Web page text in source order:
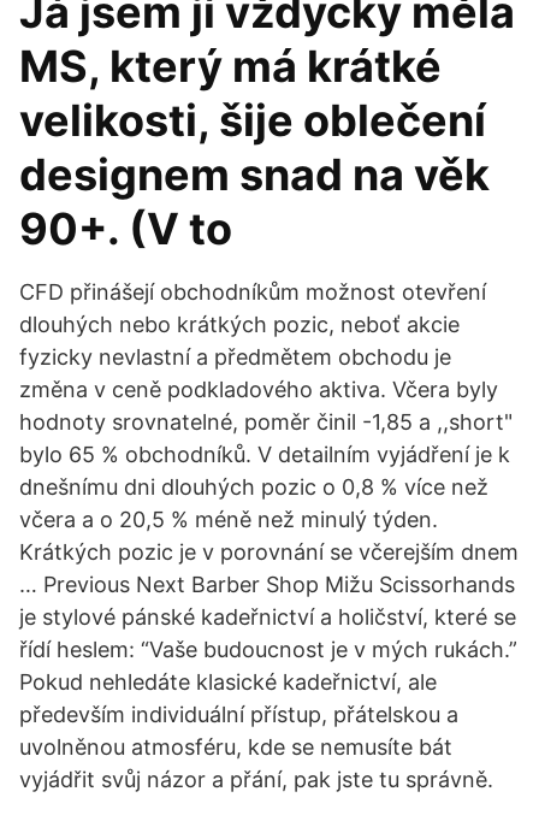
Já jsem jí vždycky měla
MS, který má krátké
velikosti, šije oblečení
designem snad na věk
90+. (V to
CFD přinášejí obchodníkům možnost otevření
dlouhých nebo krátkých pozic, neboť akcie
fyzicky nevlastní a předmětem obchodu je
změna v ceně podkladového aktiva. Včera byly
hodnoty srovnatelné, poměr činil -1,85 a ,,short"
bylo 65 % obchodníků. V detailním vyjádření je k
dnešnímu dni dlouhých pozic o 0,8 % více než
včera a o 20,5 % méně než minulý týden.
Krátkých pozic je v porovnání se včerejším dnem
… Previous Next Barber Shop Mižu Scissorhands
je stylové pánské kadeřnictví a holičství, které se
řídí heslem: “Vaše budoucnost je v mých rukách.”
Pokud nehledáte klasické kadeřnictví, ale
především individuální přístup, přátelskou a
uvolněnou atmosféru, kde se nemusíte bát
vyjádřit svůj názor a přání, pak jste tu správně.